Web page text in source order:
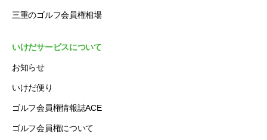
三重のゴルフ会員権相場
いけだサービスについて
お知らせ
いけだ便り
ゴルフ会員権情報誌ACE
ゴルフ会員権について